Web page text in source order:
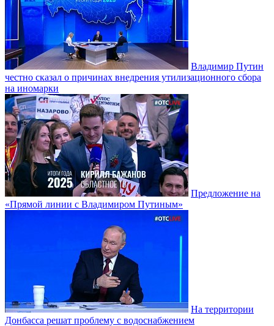
Владимир Путин
честно сказал о причинах внедрения утилизационного сбора
на иномарки
Предложение на
«Прямой линии с Владимиром Путиным»
На территории
Донбасса решат проблему с водоснабжением